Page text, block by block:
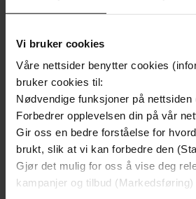
Vi bruker cookies
Våre nettsider benytter cookies
bruker cookies til:
Nødvendige funksjoner på nettsiden
Forbedrer opplevelsen din på vår
Gir oss en bedre forståelse for
brukt, slik at vi kan forbedre den
Gjør det mulig for oss å vise deg
kampanjer og tilbud (Markedsføring)
Minnesota
Jo Nesbø
EBOK
Forfattere Cupido and others